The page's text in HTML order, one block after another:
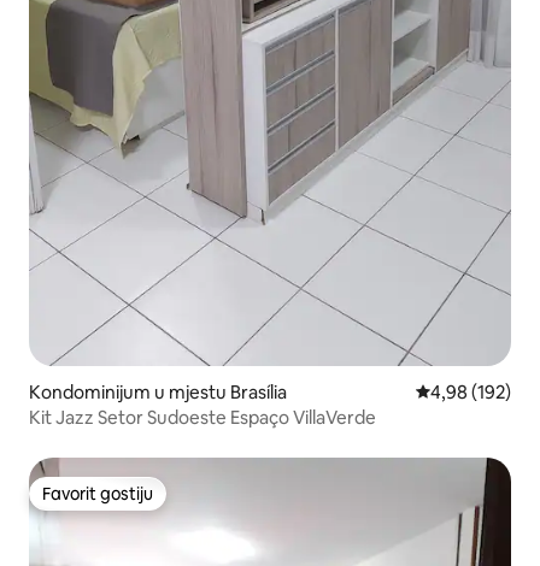
Kondominijum u mjestu Brasília prosječna
4,98 (192)
Kit Jazz Setor Sudoeste Espaço VillaVerde
Favorit gostiju
Favorit gostiju